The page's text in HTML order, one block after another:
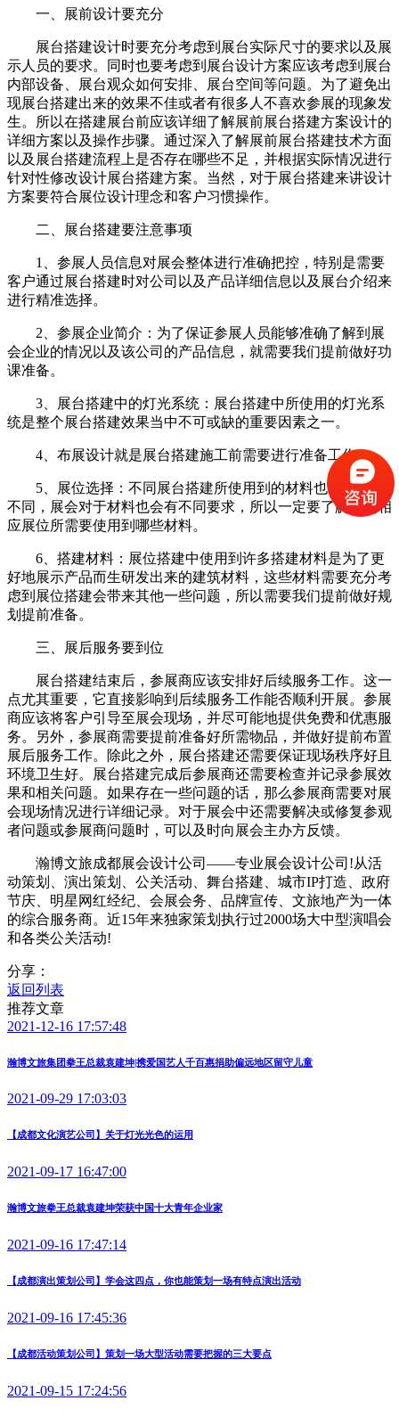
一、展前设计要充分
展台搭建设计时要充分考虑到展台实际尺寸的要求以及展
示人员的要求。同时也要考虑到展台设计方案应该考虑到展台
内部设备、展台观众如何安排、展台空间等问题。为了避免出
现展台搭建出来的效果不佳或者有很多人不喜欢参展的现象发
生。所以在搭建展台前应该详细了解展前展台搭建方案设计的
详细方案以及操作步骤。通过深入了解展前展台搭建技术方面
以及展台搭建流程上是否存在哪些不足，并根据实际情况进行
针对性修改设计展台搭建方案。当然，对于展台搭建来讲设计
方案要符合展位设计理念和客户习惯操作。
二、展台搭建要注意事项
1、参展人员信息对展会整体进行准确把控，特别是需要
客户通过展台搭建时对公司以及产品详细信息以及展台介绍来
进行精准选择。
2、参展企业简介：为了保证参展人员能够准确了解到展
会企业的情况以及该公司的产品信息，就需要我们提前做好功
课准备。
3、展台搭建中的灯光系统：展台搭建中所使用的灯光系
统是整个展台搭建效果当中不可或缺的重要因素之一。
4、布展设计就是展台搭建施工前需要进行准备工作。
5、展位选择：不同展台搭建所使用到的材料也会有很大
不同，展会对于材料也会有不同要求，所以一定要了解清楚相
应展位所需要使用到哪些材料。
6、搭建材料：展位搭建中使用到许多搭建材料是为了更
好地展示产品而生研发出来的建筑材料，这些材料需要充分考
虑到展位搭建会带来其他一些问题，所以需要我们提前做好规
划提前准备。
三、展后服务要到位
展台搭建结束后，参展商应该安排好后续服务工作。这一
点尤其重要，它直接影响到后续服务工作能否顺利开展。参展
商应该将客户引导至展会现场，并尽可能地提供免费和优惠服
务。另外，参展商需要提前准备好所需物品，并做好提前布置
展后服务工作。除此之外，展台搭建还需要保证现场秩序好且
环境卫生好。展台搭建完成后参展商还需要检查并记录参展效
果和相关问题。如果存在一些问题的话，那么参展商需要对展
会现场情况进行详细记录。对于展会中还需要解决或修复参观
者问题或参展商问题时，可以及时向展会主办方反馈。
瀚博文旅成都展会设计公司——专业展会设计公司!从活
动策划、演出策划、公关活动、舞台搭建、城市IP打造、政府
节庆、明星网红经纪、会展会务、品牌宣传、文旅地产为一体
的综合服务商。近15年来独家策划执行过2000场大中型演唱会
和各类公关活动!
分享：
返回列表
推荐文章
2021-12-16 17:57:48
瀚博文旅集团拳王总裁袁建坤|携爱国艺人千百惠捐助偏远地区留守儿童
2021-09-29 17:03:03
【成都文化演艺公司】关于灯光光色的运用
2021-09-17 16:47:00
瀚博文旅拳王总裁袁建坤荣获中国十大青年企业家
2021-09-16 17:47:14
【成都演出策划公司】学会这四点，你也能策划一场有特点演出活动
2021-09-16 17:45:36
【成都活动策划公司】策划一场大型活动需要把握的三大要点
2021-09-15 17:24:56